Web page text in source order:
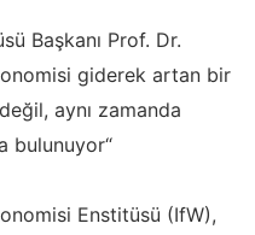
Başkanı Prof. Dr.
giderek artan bir
aynı zamanda
bulunuyor“
Enstitüsü (IfW),